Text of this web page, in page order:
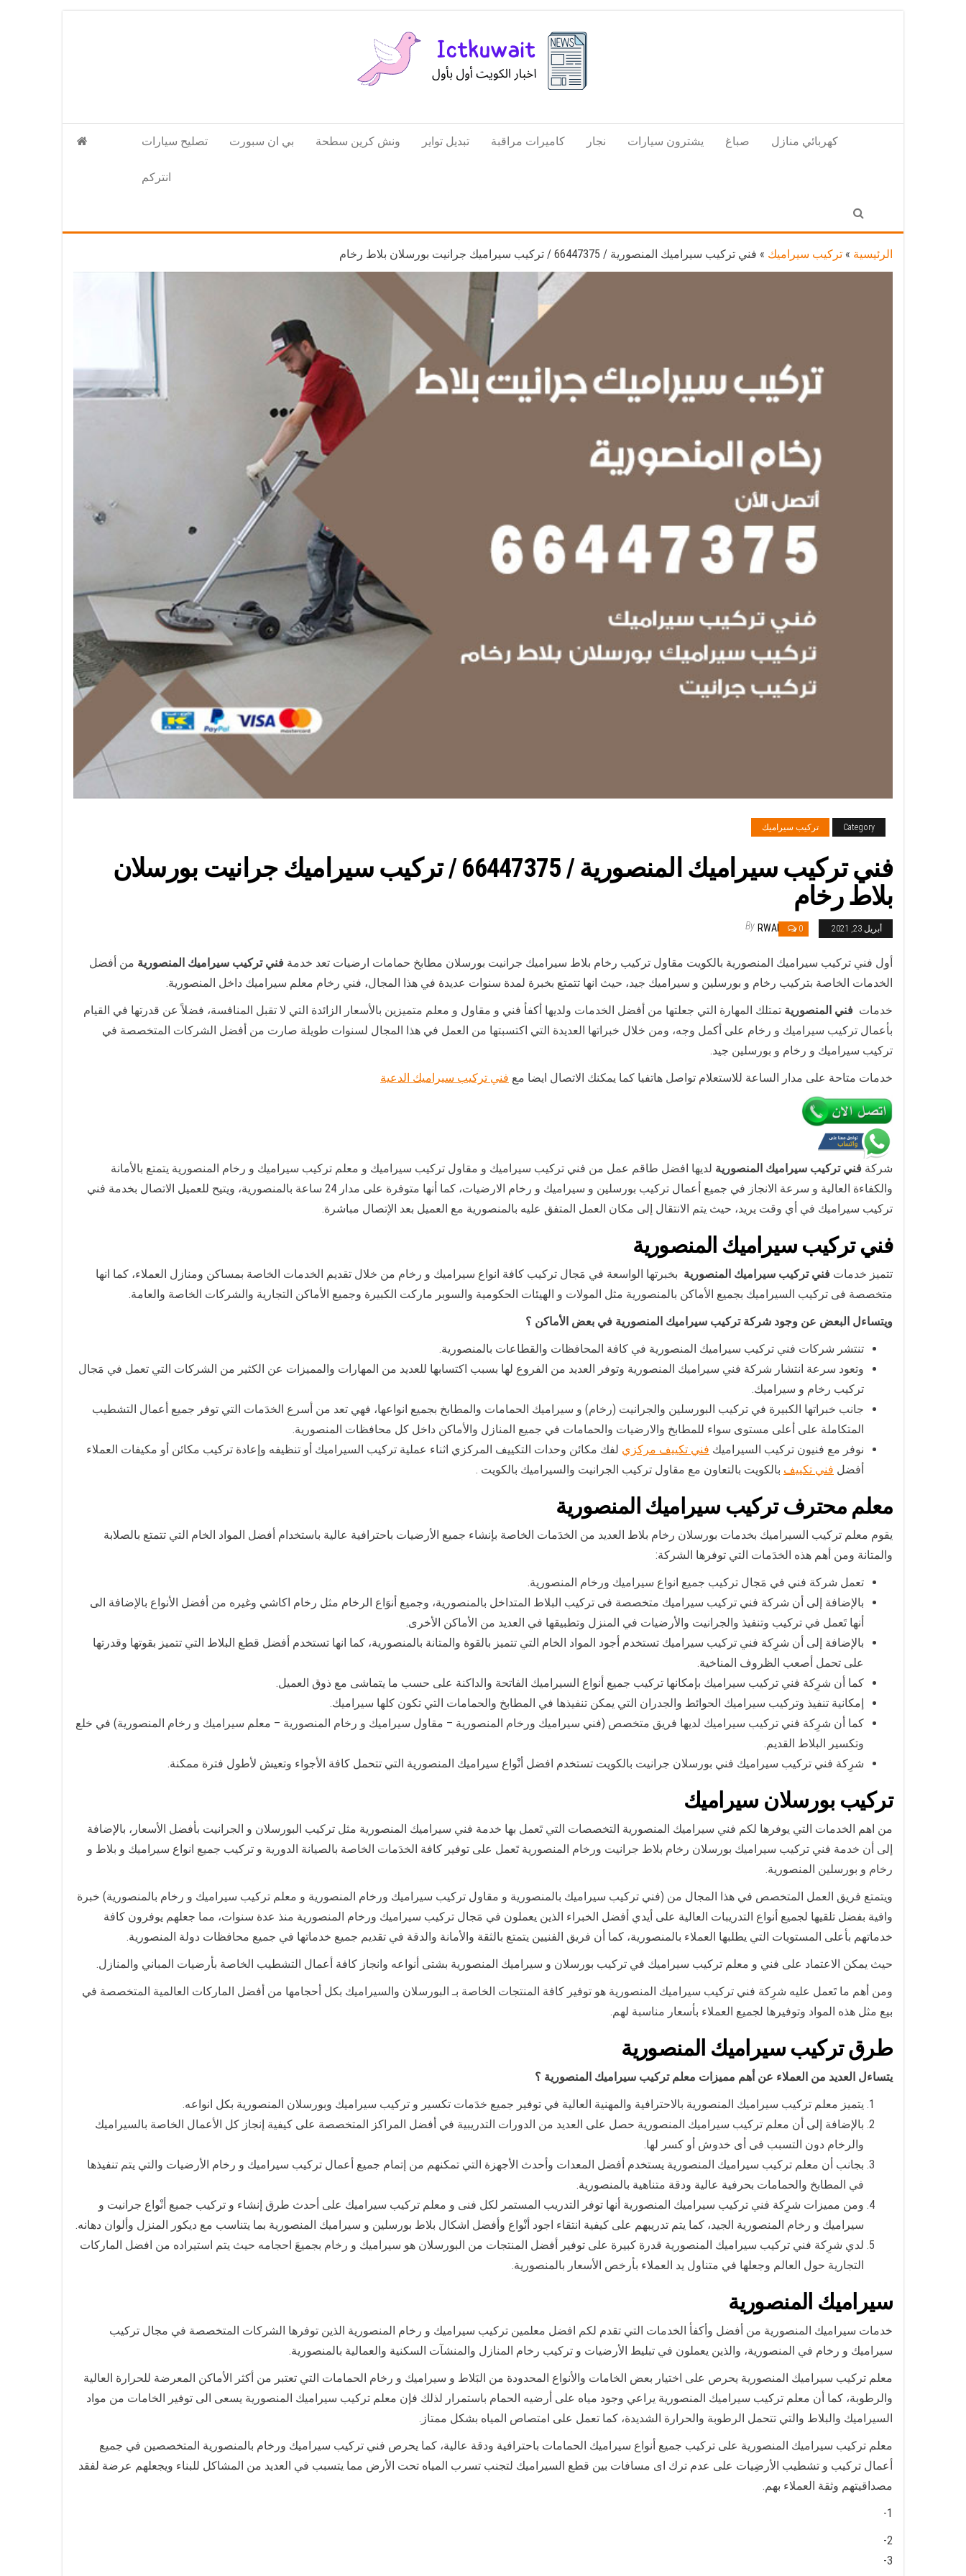
الكويت
تكنولوجيا
المعلومات
تصليح سيارات بي ان سبورت ونش كرين سطحة تبديل تواير كاميرات مراقبة نجار يشترون سيارات صباغ كهربائي منازل
انتركم
الرئيسية » تركيب سيراميك » فني تركيب سيراميك المنصورية / 66447375 / تركيب سيراميك جرانيت بورسلان بلاط رخام
Category تركيب سيراميك
فني تركيب سيراميك المنصورية / 66447375 / تركيب سيراميك جرانيت بورسلان
بلاط رخام
أبريل 23, 2021 0
By RWAN
أول فني تركيب سيراميك المنصورية بالكويت مقاول تركيب رخام بلاط سيراميك جرانيت بورسلان مطابخ حمامات ارضيات تعد خدمة فني تركيب سيراميك المنصورية من أفضل
الخدمات الخاصة بتركيب رخام و بورسلين و سيراميك جيد، حيث انها تتمتع بخبرة لمدة سنوات عديدة في هذا المجال، فني رخام معلم سيراميك داخل المنصورية.
خدمات فني المنصورية تمتلك المهارة التي جعلتها من أفضل الخدمات ولديها أكفأ فني و مقاول و معلم متميزين بالأسعار الزائدة التي لا تقبل المنافسة، فضلاً عن قدرتها في القيام
بأعمال تركيب سيراميك و رخام على أكمل وجه، ومن خلال خبراتها العديدة التي اكتسبتها من العمل في هذا المجال لسنوات طويلة صارت من أفضل الشركات المتخصصة في
تركيب سيراميك و رخام و بورسلين جيد.
خدمات متاحة على مدار الساعة للاستعلام تواصل هاتفيا كما يمكنك الاتصال ايضا مع فني تركيب سيراميك الدعية
شركة فني تركيب سيراميك المنصورية لديها افضل طاقم عمل من فني تركيب سيراميك و مقاول تركيب سيراميك و معلم تركيب سيراميك و رخام المنصورية يتمتع بالأمانة
والكفاءة العالية و سرعة الانجاز في جميع أعمال تركيب بورسلين و سيراميك و رخام الارضيات، كما أنها متوفرة على مدار 24 ساعة بالمنصورية، ويتيح للعميل الاتصال بخدمة فني
تركيب سيراميك في أي وقت يريد، حيث يتم الانتقال إلى مكان العمل المتفق عليه بالمنصورية مع العميل بعد الإتصال مباشرة.
فني تركيب سيراميك المنصورية
تتميز خدمات فني تركيب سيراميك المنصورية بخبرتها الواسعة في مَجال تركيب كافة انواع سيراميك و رخام من خلال تقديم الخدمات الخاصة بمساكن ومنازل العملاء، كما انها
متخصصة فى تركيب السيراميك بجميع الأماكن بالمنصورية مثل المولات و الهيئات الحكومية والسوبر ماركت الكبيرة وجميع الأماكن التجارية والشركات الخاصة والعامة.
ويتساءل البعض عن وجود شركة تركيب سيراميك المنصورية في بعض الأماكن ؟
تنتشر شركات فني تركيب سيراميك المنصورية في كافة المحافظات والقطاعات بالمنصورية.
وتعود سرعة انتشار شركة فني سيراميك المنصورية وتوفر العديد من الفروع لها بسبب اكتسابها للعديد من المهارات والمميزات عن الكثير من الشركات التي تعمل في مَجال
تركيب رخام و سيراميك.
جانب خبراتها الكبيرة في تركيب البورسلين والجرانيت (رخام) و سيراميك الحمامات والمطابخ بجميع انواعها، فهي تعد من أسرع الخدَمات التي توفر جميع أعمال التشطيب
المتكاملة على أعلى مستوى سواء للمطابخ والارضيات والحمامات في جميع المنازل والأماكن داخل كل محافظات المنصورية.
نوفر مع فنيون تركيب السيراميك فني تكييف مركزي لفك مكائن وحدات التكييف المركزي اثناء عملية تركيب السيراميك أو تنظيفه وإعادة تركيب مكائن أو مكيفات العملاء
أفضل فني تكييف بالكويت بالتعاون مع مقاول تركيب الجرانيت والسيراميك بالكويت .
معلم محترف تركيب سيراميك المنصورية
يقوم معلم تركيب السيراميك بخدمات بورسلان رخام بلاط العديد من الخدَمات الخاصة بإنشاء جميع الأرضيات باحترافية عالية باستخدام أفضل المواد الخام التي تتمتع بالصلابة
والمتانة ومن أهم هذه الخدَمات التي توفرها الشركة:
تعمل شركة فني في مَجال تركيب جميع انواع سيراميك ورخام المنصورية.
بالإضافة إلى أن شركة فني تركيب سيراميك متخصصة فى تركيب البلاط المتداخل بالمنصورية، وجميع أنوَاع الرخام مثل رخام اكاشي وغيره من أفضل الأنواع بالإضافة الى
أنها تَعمل في تركيب وتنفيذ والجرانيت والأرضيات في المنزل وتطبيقها في العديد من الأماكن الأخرى.
بالإضافة إلى أن شرِكة فني تركيب سيراميك تستخدم أجود المواد الخام التي تتميز بالقوة والمتانة بالمنصورية، كما انها تستخدم أفضل قطع البلاط التي تتميز بقوتها وقدرتها
على تحمل أصعب الظروف المناخية.
كما أن شرِكة فني تركيب سيراميك بإمكانها تركيب جميع أنواع السيراميك الفاتحة والداكنة على حسب ما يتماشى مع ذوق العميل.
إمكانية تنفيذ وتركيب سيراميك الحوائط والجدران التي يمكن تنفيذها في المطابخ والحمامات التي تكون كلها سيراميك.
كما أن شرِكة فني تركيب سيراميك لديها فريق متخصص (فني سيراميك ورخام المنصورية – مقاول سيراميك و رخام المنصورية – معلم سيراميك و رخام المنصورية) في خلع
وتكسير البلاط القديم.
شرِكة فني تركيب سيراميك فني بورسلان جرانيت بالكويت تستخدم افضل أنْواع سيراميك المنصورية التي تتحمل كافة الأجواء وتعيش لأطول فترة ممكنة.
تركيب بورسلان سيراميك
من اهم الخدمات التي يوفرها لكم فني سيراميك المنصورية التخصصات التي تَعمل بها خدمة فني سيراميك المنصورية مثل تركيب البورسلان و الجرانيت بأفضل الأسعار، بالإضافة
إلى أن خدمة فني تركيب سيراميك بورسلان رخام بلاط جرانيت ورخام المنصورية تَعمل على توفير كافة الخدَمات الخاصة بالصيانة الدورية و تركيب جميع انواع سيراميك و بلاط و
رخام و بورسلين المنصورية.
ويتمتع فريق العمل المتخصص في هذا المجال من (فني تركيب سيراميك بالمنصورية و مقاول تركيب سيراميك ورخام المنصورية و معلم تركيب سيراميك و رخام بالمنصورية) خبرة
وافية بفضل تلقيها لجميع أنواع التدريبات العالية على أيدي أفضل الخبراء الذين يعملون في مَجال تركيب سيراميك ورخام المنصورية منذ عدة سنوات، مما جعلهم يوفرون كافة
خدماتهم بأعلى المستويات التي يطلبها العملاء بالمنصورية، كما أن فريق الفنيين يتمتع بالثقة والأمانة والدقة في تقديم جميع خدماتها في جميع محافظات دولة المنصورية.
حيث يمكن الاعتماد على فني و معلم تركيب سيراميك في تركيب بورسلان و سيراميك المنصورية بشتى أنواعه وانجاز كافة أعمال التشطيب الخاصة بأرضيات المباني والمنازل.
ومن أهم ما تَعمل عليه شرِكة فني تركيب سيراميك المنصورية هو توفير كافة المنتجات الخاصة بـ البورسلان والسيراميك بكل أحجامها من أفضل الماركات العالمية المتخصصة في
بيع مثل هذه المواد وتوفيرها لجميع العملاء بأسعار مناسبة لهم.
طرق تركيب سيراميك المنصورية
يتساءل العديد من العملاء عن أهم مميزات معلم تركيب سيراميك المنصورية ؟
يتميز معلم تركيب سيراميك المنصورية بالاحترافية والمهنية العالية في توفير جميع خدَمات تكسير و تركيب سيراميك وبورسلان المنصورية بكل انواعه.
بالإضافة إلى أن معلم تركيب سيراميك المنصورية حصل على العديد من الدورات التدريبية في أفضل المراكز المتخصصة على كيفية إنجاز كل الأعمال الخاصة بالسيراميك
والرخام دون التسبب فى أى خدوش أو كسر لها.
بجانب أن معلم تركيب سيراميك المنصورية يستخدم أفضل المعدات وأحدث الأجهزة التي تمكنهم من إتمام جميع أعمال تركيب سيراميك و رخام الأرضيات والتي يتم تنفيذها
في المطابخ والحمامات بحرفية عالية ودقة متناهية بالمنصورية.
ومن مميزات شرِكة فني تركيب سيراميك المنصورية أنها توفر التدريب المستمر لكل فنى و معلم تركيب سيراميك على أحدث طرق إنشاء و تركيب جميع أنْواع جرانيت و
سيراميك و رخام المنصورية الجيد، كما يتم تدريبهم على كيفية انتقاء اجود أنْواع وأفضل اشكال بلاط بورسلين و سيراميك المنصورية بما يتناسب مع ديكور المنزل وألوان دهانه.
لدي شرِكة فني تركيب سيراميك المنصورية قدرة كبيرة على توفير أفضل المنتجات من البورسلان هو سيراميك و رخام بجميعَ احجامه حيث يتم استيراده من افضل الماركات
التجارية حول العالم وجعلها في متناول يد العملاء بأرخص الأسعار بالمنصورية.
سيراميك المنصورية
خدمات سيراميك المنصورية من أفضل وأكفأ الخدمات التي تقدم لكم افضل معلمين تركيب سيراميك و رخام المنصورية الذين توفرها الشركات المتخصصة في مجال تركيب
سيراميك و رخام في المنصورية، والذين يعملون في تبليط الأرضيات و تركيب رخام المنازل والمنشآت السكنية والعمالية بالمنصورية.
معلم تركيب سيراميك المنصورية يحرص على اختيار بعض الخامات والأنواع المحدودة من البَلاط و سيراميك و رخام الحمامات التي تعتبر من أكثر الأماكن المعرضة للحرارة العالية
والرطوبة، كما أن معلم تركيب سيراميك المنصورية يراعي وجود مياه على أرضيه الحمام باستمرار لذلك فإن معلم تركيب سيراميك المنصورية يسعى الى توفير الخامات من مواد
السيراميك والبلاط والتي تتحمل الرطوبة والحرارة الشديدة، كما تعمل على امتصاص المياه بشكل ممتاز.
معلم تركيب سيراميك المنصورية على تركيب جميع أنواع سيراميك الحمامات باحترافية ودقة عالية، كما يحرص فني تركيب سيراميك ورخام بالمنصورية المتخصصين في جميع
أعمال تركيب و تشطيب الأرضِيات على عدم ترك اى مسافات بين قطع السيراميك لتجنب تسرب المياه تحت الأرض مما يتسبب في العديد من المشاكل للبناء ويجعلهم عرضة لفقد
مصداقيتهم وثقة العملاء بهم.
1-
2-
3-